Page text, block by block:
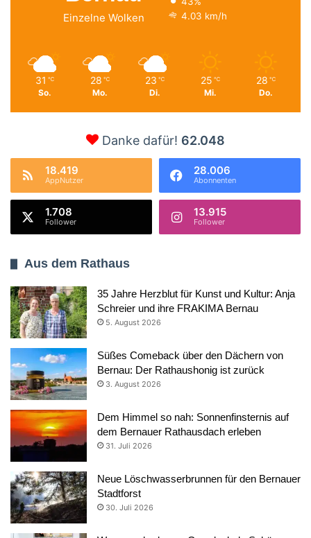
Einzelne Wolken
4.03 km/h
31 ℃
So.
28 ℃
Mo.
23 ℃
Di.
25 ℃
Mi.
28 ℃
Do.
Danke dafür! 62.048
18.419
AppNutzer
28.006
Abonnenten
1.708
Follower
13.915
Follower
Aus dem Rathaus
35 Jahre Herzblut für Kunst und Kultur: Anja
Schreier und ihre FRAKIMA Bernau
5. August 2026
Süßes Comeback über den Dächern von
Bernau: Der Rathaushonig ist zurück
3. August 2026
Dem Himmel so nah: Sonnenfinsternis auf
dem Bernauer Rathausdach erleben
31. Juli 2026
Neue Löschwasserbrunnen für den Bernauer
Stadtforst
30. Juli 2026